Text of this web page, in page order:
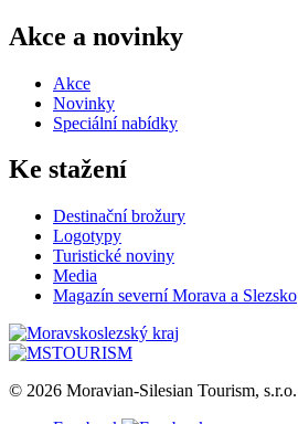
Akce a novinky
Akce
Novinky
Speciální nabídky
Ke stažení
Destinační brožury
Logotypy
Turistické noviny
Media
Magazín severní Morava a Slezsko
© 2026 Moravian-Silesian Tourism, s.r.o.